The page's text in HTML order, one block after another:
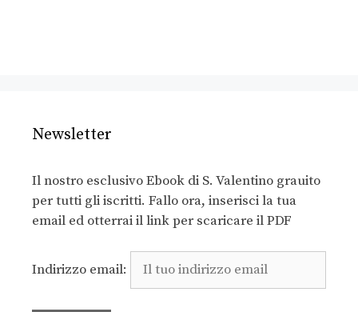
Newsletter
Il nostro esclusivo Ebook di S. Valentino grauito
per tutti gli iscritti. Fallo ora, inserisci la tua
email ed otterrai il link per scaricare il PDF
Indirizzo email: